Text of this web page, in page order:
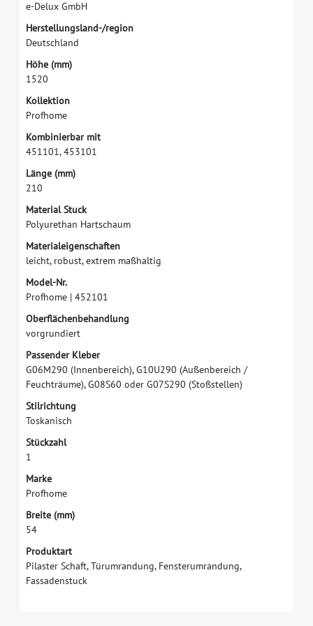
e-Delux GmbH
Herstellungsland-/region
Deutschland
Höhe (mm)
1520
Kollektion
Profhome
Kombinierbar mit
451101, 453101
Länge (mm)
210
Material Stuck
Polyurethan Hartschaum
Materialeigenschaften
leicht, robust, extrem maßhaltig
Model-Nr.
Profhome | 452101
Oberfächenbehandlung
vorgrundiert
Passender Kleber
G06M290 (Innenbereich), G10U290 (Außenbereich /
Feuchträume), G08S60 oder G07S290 (Stoßstellen)
Stilrichtung
Toskanisch
Stückzahl
1
Marke
Profhome
Breite (mm)
54
Produktart
Pilaster Schaft, Türumrandung, Fensterumrandung,
Fassadenstuck